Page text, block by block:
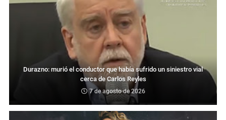
Durazno: murió el conductor que había sufrido un siniestro vial
cerca de Carlos Reyles
7 de agosto de 2026